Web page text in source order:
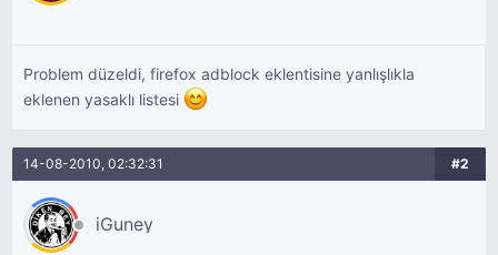
Problem düzeldi, firefox adblock eklentisine yanlışlıkla
eklenen yasaklı listesi
14-08-2010, 02:32:31 #2
iGuney